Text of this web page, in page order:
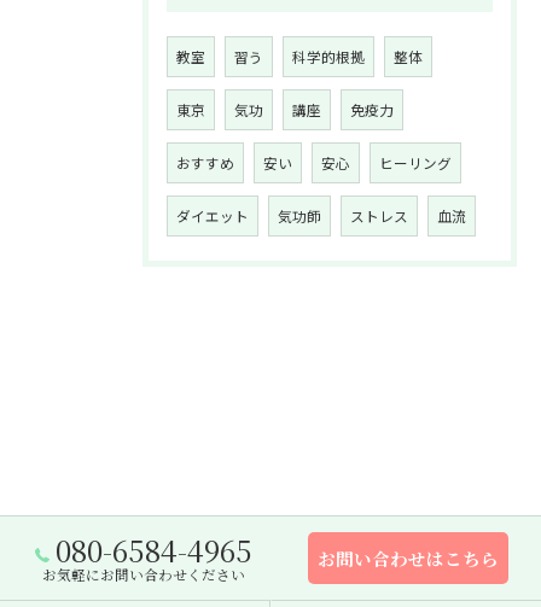
教室 習う 科学的根拠 整体
東京 気功 講座 免疫力
おすすめ 安い 安心 ヒーリング
ダイエット 気功師 ストレス 血流
080-6584-4965
お気軽にお問い合わせください
お問い合わせはこちら